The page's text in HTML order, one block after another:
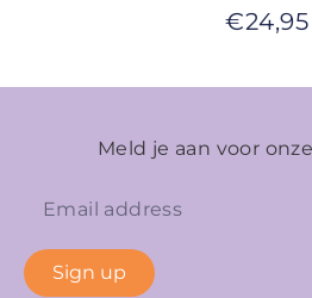
€24,95
Meld je aan voor
Sign up